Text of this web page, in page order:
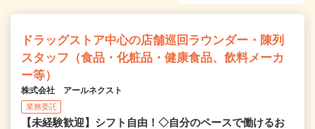
ドラッグストア中心の店舗巡回ラウンダー・陳列
スタッフ（食品・化粧品・健康食品、飲料メーカ
ー等）
株式会社 アールネクスト
業務委託
【未経験歓迎】シフト自由！◇自分のペースで働けるお